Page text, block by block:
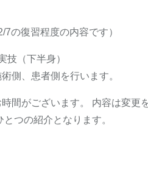
7の復習程度の内容です）
技（下半身）
側、患者側を行います。
間がございます。 内容は変
つの紹介となります。